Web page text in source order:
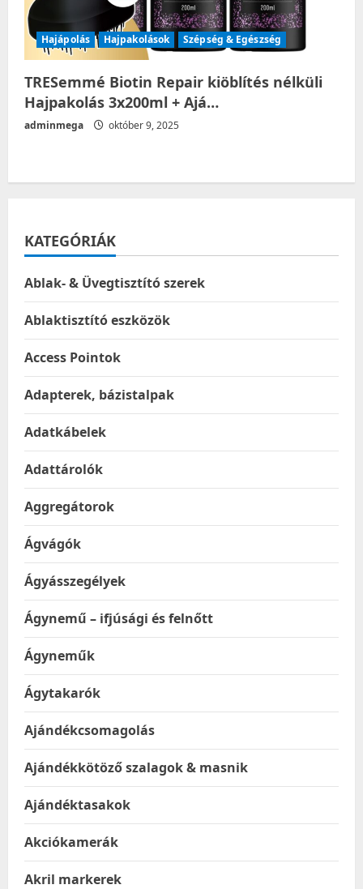
Hajápolás Hajpakolások Szépség & Egészség
TRESemmé Biotin Repair kiöblítés nélküli
Hajpakolás 3x200ml + Ajá…
adminmega október 9, 2025
KATEGÓRIÁK
Ablak- & Üvegtisztító szerek
Ablaktisztító eszközök
Access Pointok
Adapterek, bázistalpak
Adatkábelek
Adattárolók
Aggregátorok
Ágvágók
Ágyásszegélyek
Ágynemű – ifjúsági és felnőtt
Ágyneműk
Ágytakarók
Ajándékcsomagolás
Ajándékkötöző szalagok & masnik
Ajándéktasakok
Akciókamerák
Akril markerek